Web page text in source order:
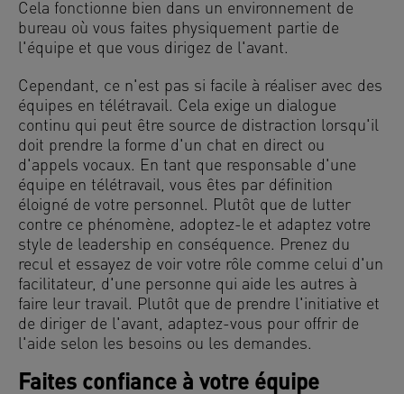
Cela fonctionne bien dans un environnement de
bureau où vous faites physiquement partie de
l'équipe et que vous dirigez de l'avant.
Cependant, ce n'est pas si facile à réaliser avec des
équipes en télétravail. Cela exige un dialogue
continu qui peut être source de distraction lorsqu'il
doit prendre la forme d'un chat en direct ou
d'appels vocaux. En tant que responsable d'une
équipe en télétravail, vous êtes par définition
éloigné de votre personnel. Plutôt que de lutter
contre ce phénomène, adoptez-le et adaptez votre
style de leadership en conséquence. Prenez du
recul et essayez de voir votre rôle comme celui d'un
facilitateur, d'une personne qui aide les autres à
faire leur travail. Plutôt que de prendre l'initiative et
de diriger de l'avant, adaptez-vous pour offrir de
l'aide selon les besoins ou les demandes.
Faites confiance à votre équipe